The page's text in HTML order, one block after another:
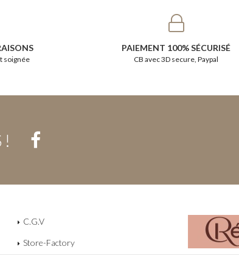
soignée
PAIEMENT 100% SÉCURISÉ
CB avec 3D secure, Paypal
!
C.G.V
Store-Factory